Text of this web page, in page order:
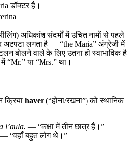
डॉक्टर है।
अधिकांश संदर्भों में उचित नामों से पहले
अटपटा लगता है — “the Maria” अंग्रेजी में
बोलने वाले के लिए उतना ही स्वाभाविक है
“Mr.” या “Mrs.” था।
क्रिया haver (“होना/रखना”) को स्थानिक
l’aula. — “कक्षा में तीन छात्र हैं।”
— “वहाँ बहुत लोग थे।”